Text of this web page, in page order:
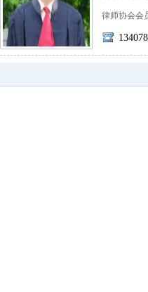
律师协会会